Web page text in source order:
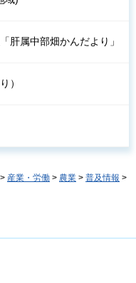
肝属中部畑かんだより」
）
> 産業・労働 > 農業 > 普及情報 >